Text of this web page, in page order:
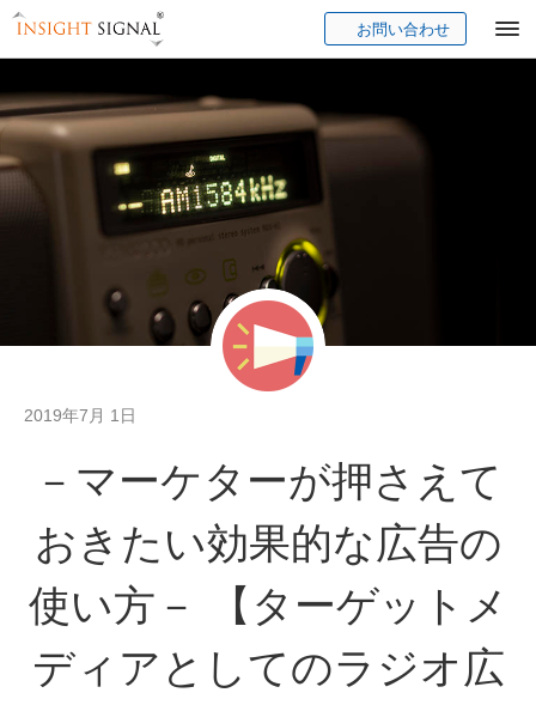
Insight Signal
お問い合わせ
2019年7月 1日
－マーケターが押さえて
おきたい効果的な広告の
使い方－ 【ターゲットメ
ディアとしてのラジオ広